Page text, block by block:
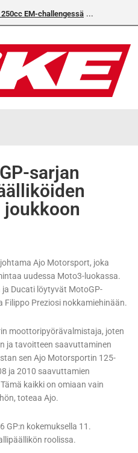
EM-challengessä
sarjan
joukkoon
Ajo Motorsport, joka
uudessa Moto3-luokassa.
ja Ducati löytyvät MotoGP-
Filippo Preziosi nokkamiehinään.
moottoripyörävalmistaja, joten
ja tavoitteen saavuttaminen
sen Ajo Motorsportin 125-
ja 2010 saavuttamien
kaikki on omiaan vain
toteaa Ajo.
GP:n kokemuksella 11.
roolissa.